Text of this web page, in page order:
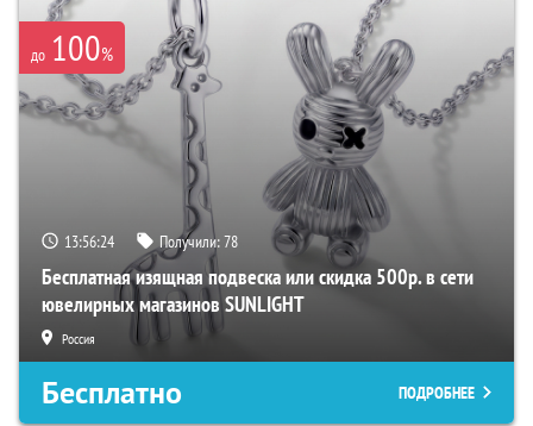
до 100%
13:56:23 Получили:78
Бесплатная изящная подвеска или скидка 500р. в сети
ювелирных магазинов SUNLIGHT
Россия
Бесплатно ПОДРОБНЕЕ